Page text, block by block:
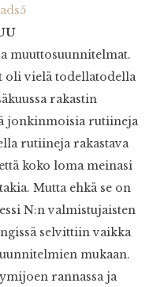
muuttosuunnitelmat.
oli vielä todellatodella
rakastin
jonkinmoisia rutiineja
rutiineja rakastava
koko loma meinasi
Mutta ehkä se on
N:n valmistujaisten
selvittiin vaikka
mukaan.
rannassa ja